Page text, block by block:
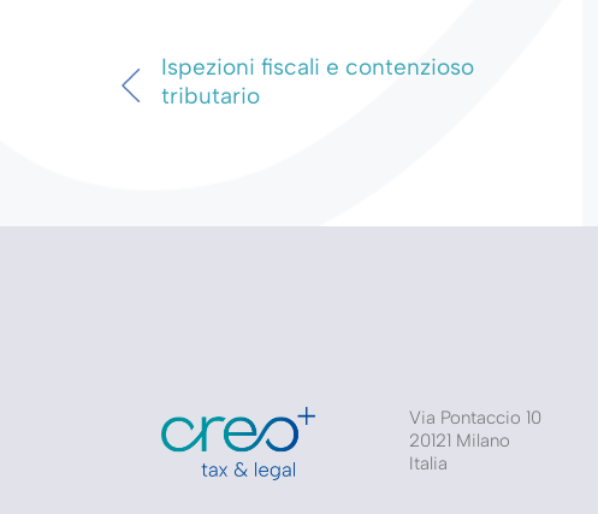
Ispezioni fiscali e contenzioso
tributario
Via Pontaccio 10
20121 Milano
Italia